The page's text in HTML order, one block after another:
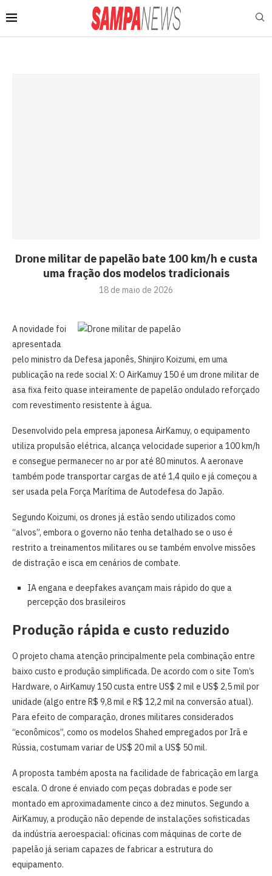
Drone militar de papelão bate 100 km/h e custa
uma fração dos modelos tradicionais
18 de maio de 2026
A novidade foi
apresentada
pelo ministro da Defesa japonês, Shinjiro Koizumi, em uma
publicação na rede social X: O AirKamuy 150 é um drone militar de
asa fixa feito quase inteiramente de papelão ondulado reforçado
com revestimento resistente à água.
Desenvolvido pela empresa japonesa AirKamuy, o equipamento
utiliza propulsão elétrica, alcança velocidade superior a 100 km/h
e consegue permanecer no ar por até 80 minutos. A aeronave
também pode transportar cargas de até 1,4 quilo e já começou a
ser usada pela Força Marítima de Autodefesa do Japão.
Segundo Koizumi, os drones já estão sendo utilizados como
“alvos”, embora o governo não tenha detalhado se o uso é
restrito a treinamentos militares ou se também envolve missões
de distração e isca em cenários de combate.
IA engana e deepfakes avançam mais rápido do que a
percepção dos brasileiros
Produção rápida e custo reduzido
O projeto chama atenção principalmente pela combinação entre
baixo custo e produção simplificada. De acordo com o site Tom’s
Hardware, o AirKamuy 150 custa entre US$ 2 mil e US$ 2,5 mil por
unidade (algo entre R$ 9,8 mil e R$ 12,2 mil na conversão atual).
Para efeito de comparação, drones militares considerados
“econômicos”, como os modelos Shahed empregados por Irã e
Rússia, costumam variar de US$ 20 mil a US$ 50 mil.
A proposta também aposta na facilidade de fabricação em larga
escala. O drone é enviado com peças dobradas e pode ser
montado em aproximadamente cinco a dez minutos. Segundo a
AirKamuy, a produção não depende de instalações sofisticadas
da indústria aeroespacial: oficinas com máquinas de corte de
papelão já seriam capazes de fabricar a estrutura do
equipamento.